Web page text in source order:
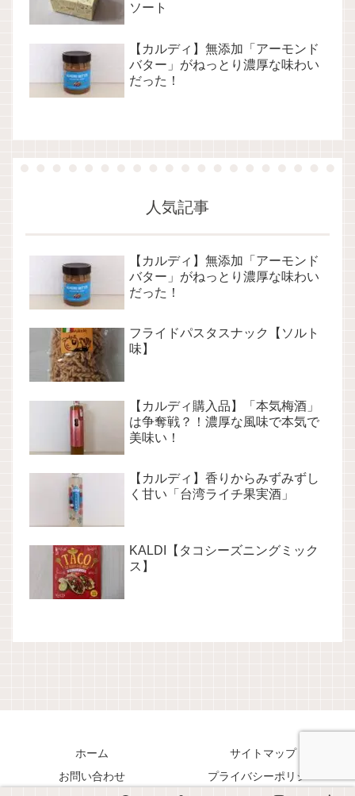
ソート
【カルディ】無添加「アーモンド
バター」がねっとり濃厚な味わい
だった！
人気記事
【カルディ】無添加「アーモンド
バター」がねっとり濃厚な味わい
だった！
フライドパスタスナック【ソルト
味】
【カルディ購入品】「本気梅酒」
は争奪戦？！濃厚な風味で本気で
美味い！
【カルディ】香りからみずみずし
く甘い「台湾ライチ果実酒」
KALDI【タコシーズニングミック
ス】
ホーム
サイトマップ
お問い合わせ
プライバシーポリシー